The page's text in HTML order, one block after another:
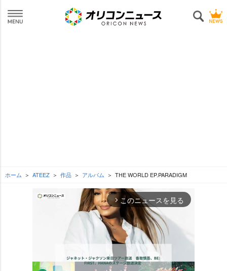
ホーム ATEEZ 作品 アルバム THE WORLD EP.PARADIGM
arrow_forward_ios このニュースを見る